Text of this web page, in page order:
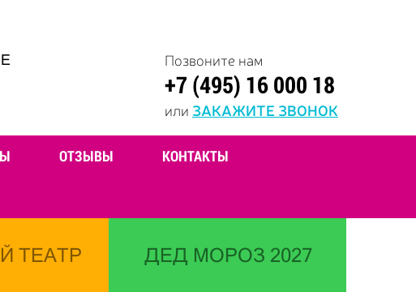
Позвоните нам
+7 (495) 16 000 18
или ЗАКАЖИТЕ ЗВОНОК
ОТЗЫВЫ КОНТАКТЫ
ТЕАТР ДЕД МОРОЗ 2027